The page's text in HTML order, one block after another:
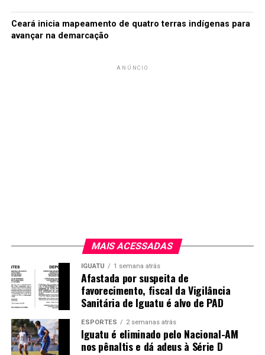
Ceará inicia mapeamento de quatro terras indígenas para
avançar na demarcação
ANÚNCIO
MAIS ACESSADAS
IGUATU 1 semana atrás
Afastada por suspeita de
favorecimento, fiscal da Vigilância
Sanitária de Iguatu é alvo de PAD
ESPORTES 2 semanas atrás
Iguatu é eliminado pelo Nacional-AM
nos pênaltis e dá adeus à Série D